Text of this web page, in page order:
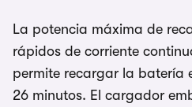
La potencia máxima de
rápidos de corriente
permite recargar la batería
26 minutos. El cargador